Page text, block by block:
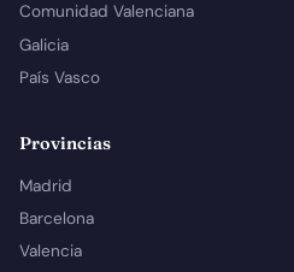
Comunidad Valenciana
Galicia
País Vasco
Provincias
Madrid
Barcelona
Valencia